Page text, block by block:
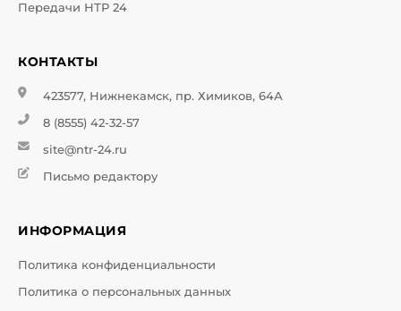
Передачи НТР 24
КОНТАКТЫ
423577, Нижнекамск, пр. Химиков, 64А
8 (8555) 42-32-57
site@ntr-24.ru
Письмо редактору
ИНФОРМАЦИЯ
Политика конфиденциальности
Политика о персональных данных